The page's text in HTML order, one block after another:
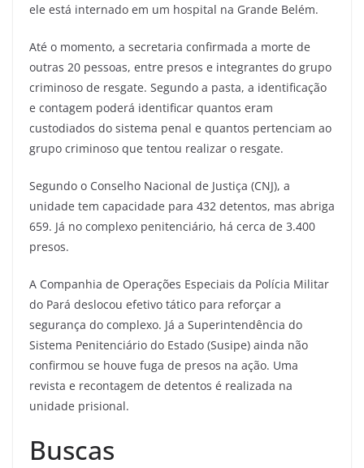
ele está internado em um hospital na Grande Belém.
Até o momento, a secretaria confirmada a morte de
outras 20 pessoas, entre presos e integrantes do grupo
criminoso de resgate. Segundo a pasta, a identificação
e contagem poderá identificar quantos eram
custodiados do sistema penal e quantos pertenciam ao
grupo criminoso que tentou realizar o resgate.
Segundo o Conselho Nacional de Justiça (CNJ), a
unidade tem capacidade para 432 detentos, mas abriga
659. Já no complexo penitenciário, há cerca de 3.400
presos.
A Companhia de Operações Especiais da Polícia Militar
do Pará deslocou efetivo tático para reforçar a
segurança do complexo. Já a Superintendência do
Sistema Penitenciário do Estado (Susipe) ainda não
confirmou se houve fuga de presos na ação. Uma
revista e recontagem de detentos é realizada na
unidade prisional.
Buscas